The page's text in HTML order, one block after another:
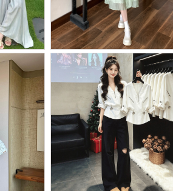
BY29737# 塞纳情书微胖...
￥80